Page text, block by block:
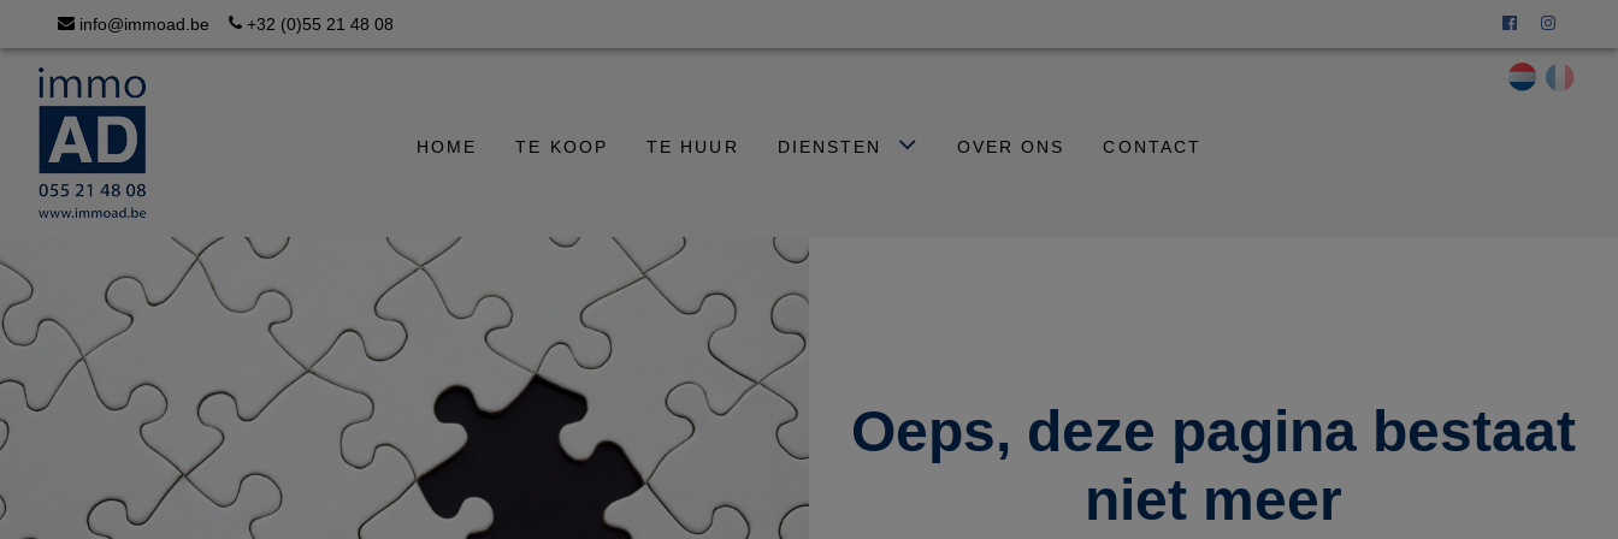
info@immoad.be +32 (0)55 21 48 08
HOME TE KOOP TE HUUR DIENSTEN OVER ONS CONTACT
Oeps, deze pagina bestaat
niet meer